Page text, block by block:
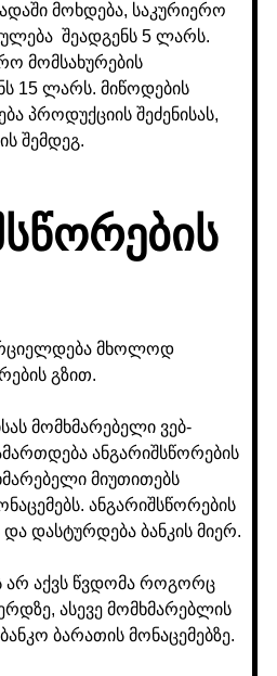
მოხდება, საკურიერო
შეადგენს 5 ლარს.
მომსახურების
15 ლარს. მიწოდების
პროდუქციის შეძენისას,
შემდეგ.
მხოლოდ
გზით.
მომხმარებელი ვებ-
ანგარიშსწორების
მიუთითებს
ანგარიშსწორების
დასტურდება ბანკის მიერ.
არ აქვს წვდომა როგორც
ასევე მომხმარებლის
ბარათის მონაცემებზე.